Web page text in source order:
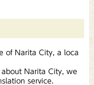
of Narita City, a loca
about Narita City, we
service.